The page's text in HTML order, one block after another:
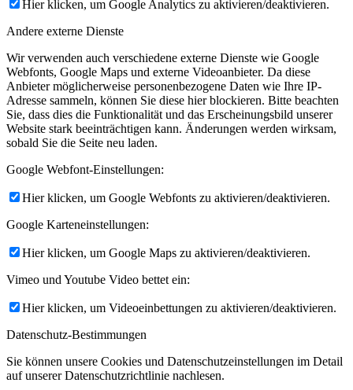
Hier klicken, um Google Analytics zu aktivieren/deaktivieren.
Andere externe Dienste
Wir verwenden auch verschiedene externe Dienste wie Google
Webfonts, Google Maps und externe Videoanbieter. Da diese
Anbieter möglicherweise personenbezogene Daten wie Ihre IP-
Adresse sammeln, können Sie diese hier blockieren. Bitte beachten
Sie, dass dies die Funktionalität und das Erscheinungsbild unserer
Website stark beeinträchtigen kann. Änderungen werden wirksam,
sobald Sie die Seite neu laden.
Google Webfont-Einstellungen:
Hier klicken, um Google Webfonts zu aktivieren/deaktivieren.
Google Karteneinstellungen:
Hier klicken, um Google Maps zu aktivieren/deaktivieren.
Vimeo und Youtube Video bettet ein:
Hier klicken, um Videoeinbettungen zu aktivieren/deaktivieren.
Datenschutz-Bestimmungen
Sie können unsere Cookies und Datenschutzeinstellungen im Detail
auf unserer Datenschutzrichtlinie nachlesen.